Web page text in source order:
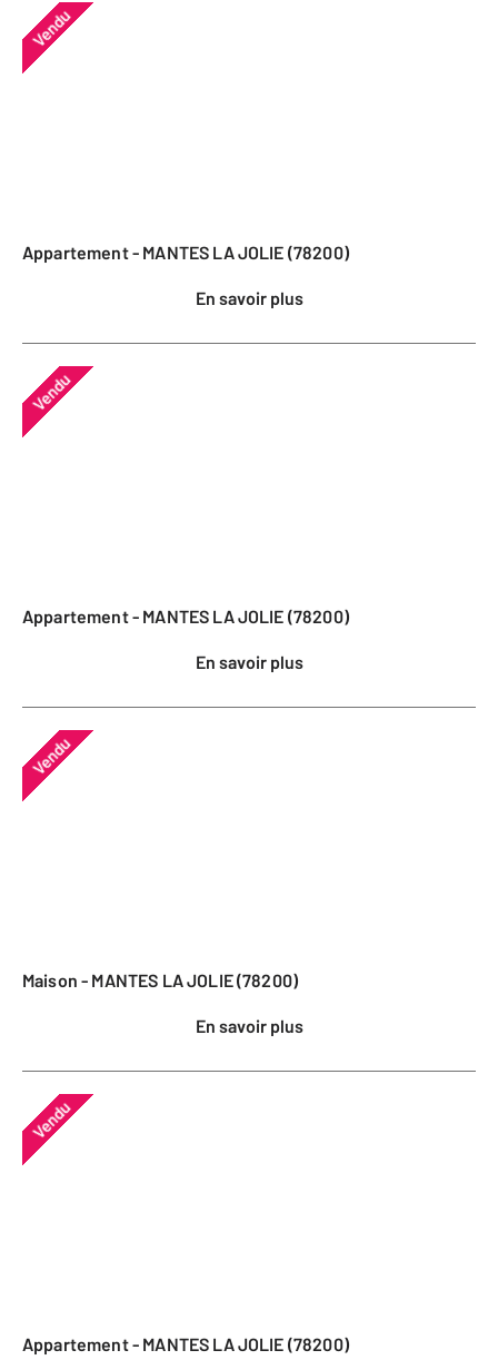
Vendu
Appartement - MANTES LA JOLIE (78200)
En savoir plus
Vendu
Appartement - MANTES LA JOLIE (78200)
En savoir plus
Vendu
Maison - MANTES LA JOLIE (78200)
En savoir plus
Vendu
Appartement - MANTES LA JOLIE (78200)